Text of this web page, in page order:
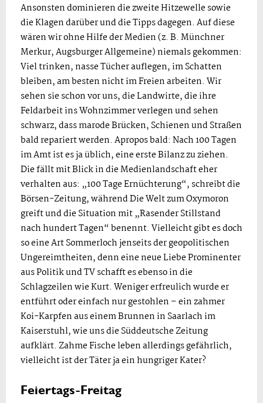
Ansonsten dominieren die zweite Hitzewelle sowie
die Klagen darüber und die Tipps dagegen. Auf diese
wären wir ohne Hilfe der Medien (z. B. Münchner
Merkur, Augsburger Allgemeine) niemals gekommen:
Viel trinken, nasse Tücher auflegen, im Schatten
bleiben, am besten nicht im Freien arbeiten. Wir
sehen sie schon vor uns, die Landwirte, die ihre
Feldarbeit ins Wohnzimmer verlegen und sehen
schwarz, dass marode Brücken, Schienen und Straßen
bald repariert werden. Apropos bald: Nach 100 Tagen
im Amt ist es ja üblich, eine erste Bilanz zu ziehen.
Die fällt mit Blick in die Medienlandschaft eher
verhalten aus: „100 Tage Ernüchterung“, schreibt die
Börsen-Zeitung, während Die Welt zum Oxymoron
greift und die Situation mit „Rasender Stillstand
nach hundert Tagen“ benennt. Vielleicht gibt es doch
so eine Art Sommerloch jenseits der geopolitischen
Ungereimtheiten, denn eine neue Liebe Prominenter
aus Politik und TV schafft es ebenso in die
Schlagzeilen wie Kurt. Weniger erfreulich wurde er
entführt oder einfach nur gestohlen – ein zahmer
Koi-Karpfen aus einem Brunnen in Saarlach im
Kaiserstuhl, wie uns die Süddeutsche Zeitung
aufklärt. Zahme Fische leben allerdings gefährlich,
vielleicht ist der Täter ja ein hungriger Kater?
Feiertags-Freitag